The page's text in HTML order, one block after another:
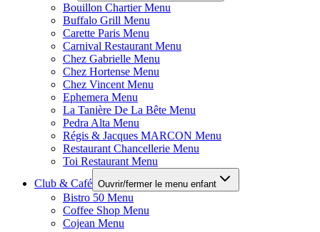
Bouillon Chartier Menu
Buffalo Grill Menu
Carette Paris Menu
Carnival Restaurant Menu
Chez Gabrielle Menu
Chez Hortense Menu
Chez Vincent Menu
Ephemera Menu
La Tanière De La Bête Menu
Pedra Alta Menu
Régis & Jacques MARCON Menu
Restaurant Chancellerie Menu
Toi Restaurant Menu
Club & Café Ouvrir/fermer le menu enfant
Bistro 50 Menu
Coffee Shop Menu
Cojean Menu